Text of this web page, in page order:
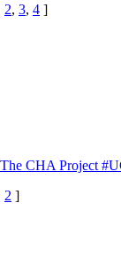
2, 3, 4 ]
CHA Project
2 ]